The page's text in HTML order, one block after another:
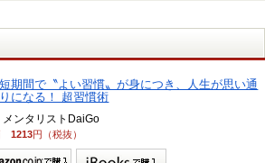
短期間で〝よい習慣〟が身につき、人生が思い通
りになる！ 超習慣術
メンタリストDaiGo
1213円（税抜）